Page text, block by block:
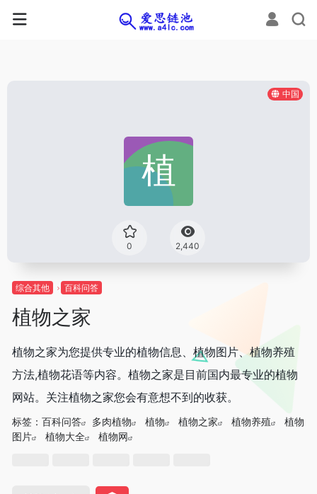
中国
0 2,440
综合其他 百科问答
植物之家
植物之家为您提供专业的植物信息、植物图片、植物养殖
方法,植物花语等内容。植物之家是目前国内最专业的植物
网站。关注植物之家您会有意想不到的收获。
标签： 百科问答 多肉植物 植物 植物之家 植物养殖
植物
图片
植物大全 植物网